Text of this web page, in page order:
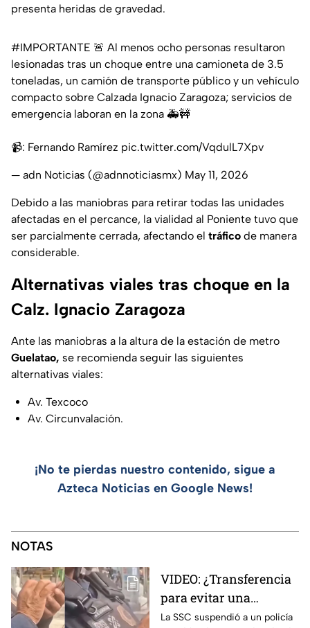
presenta heridas de gravedad.
#IMPORTANTE 🚨 Al menos ocho personas resultaron
lesionadas tras un choque entre una camioneta de 3.5
toneladas, un camión de transporte público y un vehículo
compacto sobre Calzada Ignacio Zaragoza; servicios de
emergencia laboran en la zona 🚑🚧
📹: Fernando Ramírez pic.twitter.com/VqdulL7Xpv
— adn Noticias (@adnnoticiasmx) May 11, 2026
Debido a las maniobras para retirar todas las unidades
afectadas en el percance, la vialidad al Poniente tuvo que
ser parcialmente cerrada, afectando el tráfico de manera
considerable.
Alternativas viales tras choque en la
Calz. Ignacio Zaragoza
Ante las maniobras a la altura de la estación de metro
Guelatao, se recomienda seguir las siguientes
alternativas viales:
Av. Texcoco
Av. Circunvalación.
¡No te pierdas nuestro contenido, sigue a
Azteca Noticias en Google News!
NOTAS
VIDEO: ¿Transferencia
para evitar una
sanción? SSC suspende
La SSC suspendió a un policía